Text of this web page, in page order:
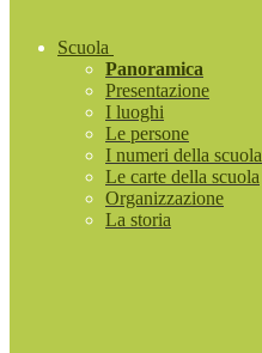
Scuola
Panoramica
Presentazione
I luoghi
Le persone
I numeri della scuola
Le carte della scuola
Organizzazione
La storia